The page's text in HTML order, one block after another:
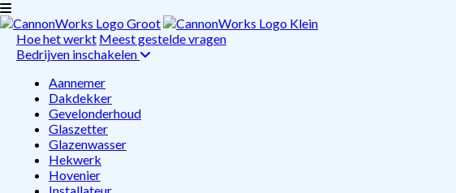
Hoe het werkt Meest gestelde vragen
Bedrijven inschakelen
Aannemer
Dakdekker
Gevelonderhoud
Glaszetter
Glazenwasser
Hekwerk
Hovenier